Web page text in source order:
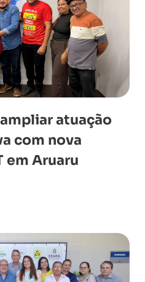
atuação
com nova
em Aruaru